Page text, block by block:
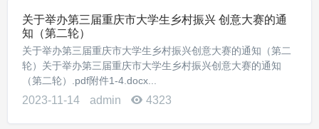
关于举办第三届重庆市大学生乡村振兴 创意大赛的通
知（第二轮）
关于举办第三届重庆市大学生乡村振兴创意大赛的通知（第二
轮）关于举办第三届重庆市大学生乡村振兴创意大赛的通知
（第二轮）.pdf附件1-4.docx...
2023-11-14 admin 4323